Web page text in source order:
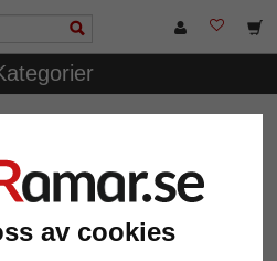
av cookies
Black med